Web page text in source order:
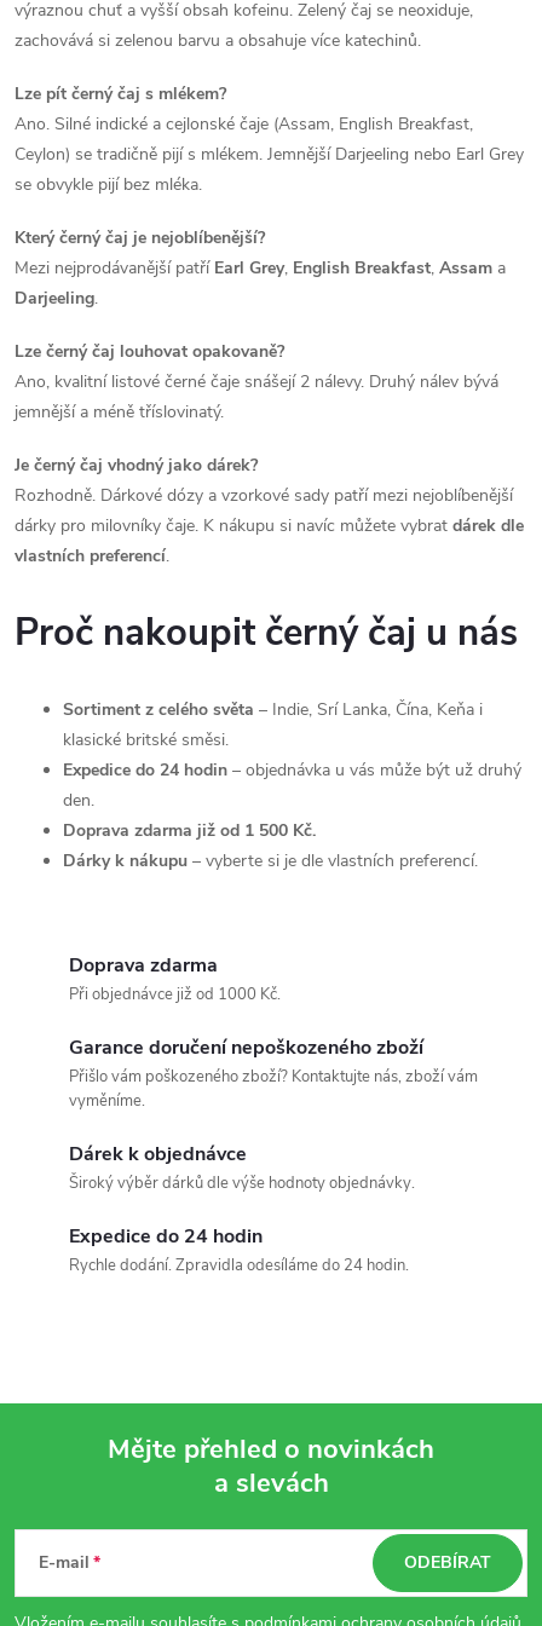
u
výraznou chuť a vyšší obsah kofeinu. Zelený čaj se neoxiduje,
zachovává si zelenou barvu a obsahuje více katechinů.
Lze pít černý čaj s mlékem?
Ano. Silné indické a cejlonské čaje (Assam, English Breakfast,
Ceylon) se tradičně pijí s mlékem. Jemnější Darjeeling nebo Earl Grey
se obvykle pijí bez mléka.
Který černý čaj je nejoblíbenější?
Mezi nejprodávanější patří Earl Grey, English Breakfast, Assam a
Darjeeling.
Lze černý čaj louhovat opakovaně?
Ano, kvalitní listové černé čaje snášejí 2 nálevy. Druhý nálev bývá
jemnější a méně tříslovinatý.
Je černý čaj vhodný jako dárek?
Rozhodně. Dárkové dózy a vzorkové sady patří mezi nejoblíbenější
dárky pro milovníky čaje. K nákupu si navíc můžete vybrat dárek dle
vlastních preferencí.
Proč nakoupit černý čaj u nás
Sortiment z celého světa – Indie, Srí Lanka, Čína, Keňa i
klasické britské směsi.
Expedice do 24 hodin – objednávka u vás může být už druhý
den.
Doprava zdarma již od 1 500 Kč.
Dárky k nákupu – vyberte si je dle vlastních preferencí.
Doprava zdarma
Při objednávce již od 1000 Kč.
Garance doručení nepoškozeného zboží
Přišlo vám poškozeného zboží? Kontaktujte nás, zboží vám
vyměníme.
Dárek k objednávce
Široký výběr dárků dle výše hodnoty objednávky.
Expedice do 24 hodin
Rychle dodání. Zpravidla odesíláme do 24 hodin.
Mějte přehled o novinkách
a slevách
E-mail ODEBÍRAT